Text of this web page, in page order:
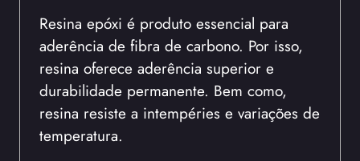
Resina epóxi é produto essencial para
aderência de fibra de carbono. Por isso,
resina oferece aderência superior e
durabilidade permanente. Bem como,
resina resiste a intempéries e variações de
temperatura.